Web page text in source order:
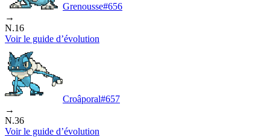
Grenousse#656
→
N.16
Voir le guide d’évolution
Croâporal#657
→
N.36
Voir le guide d’évolution